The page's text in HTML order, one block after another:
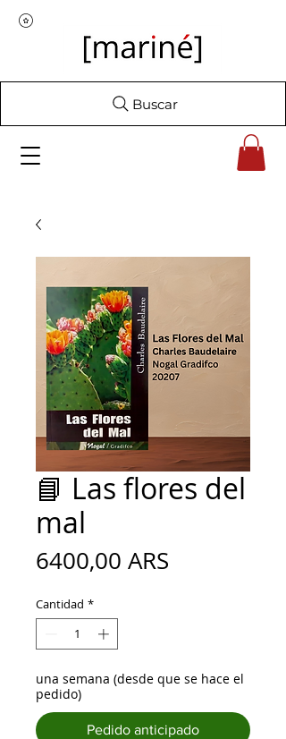
Buscar
📘 Las flores del
mal
6400,00 ARS
Cantidad *
una semana (desde que se hace el
pedido)
Pedido anticipado